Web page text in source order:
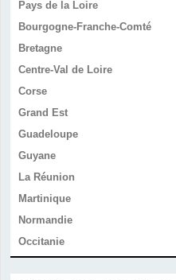
Pays de la Loire
Bourgogne-Franche-Comté
Bretagne
Centre-Val de Loire
Corse
Grand Est
Guadeloupe
Guyane
La Réunion
Martinique
Normandie
Occitanie